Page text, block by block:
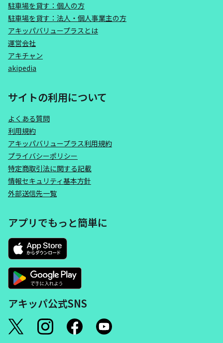
駐車場を貸す：個人の方
駐車場を貸す：法人・個人事業主の方
アキッパバリュープラスとは
運営会社
アキチャン
akipedia
サイトの利用について
よくある質問
利用規約
アキッパバリュープラス利用規約
プライバシーポリシー
特定商取引法に関する記載
情報セキュリティ基本方針
外部送信先一覧
アプリでもっと簡単に
アキッパ公式SNS